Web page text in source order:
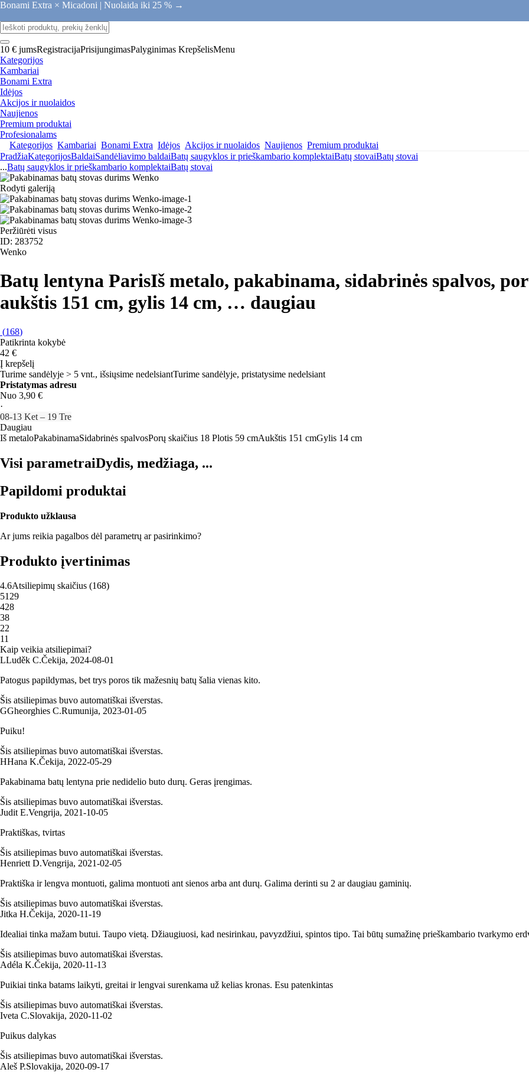
Bonami Extra × Micadoni | Nuolaida iki 25 % →
10 € jumsRegistracijaPrisijungimasPalyginimas KrepšelisMenu
Kategorijos
Kambariai
Bonami Extra
Idėjos
Akcijos ir nuolaidos
Naujienos
Premium produktai
Profesionalams
Kategorijos Kambariai Bonami Extra Idėjos Akcijos ir nuolaidos Naujienos Premium produktai
PradžiaKategorijosBaldaiSandėliavimo baldaiBatų saugyklos ir prieškambario komplektaiBatų stovaiBatų stovai
...Batų saugyklos ir prieškambario komplektaiBatų stovai
Rodyti galeriją
Peržiūrėti visus
ID: 283752
Wenko
Batų lentyna ParisIš metalo, pakabinama, sidabrinės spalvos,
aukštis 151 cm, gylis 14 cm, … daugiau
(168)
Patikrinta kokybė
42 €
Į krepšelį
Turime sandėlyje > 5 vnt., išsiųsime nedelsiantTurime sandėlyje, pristatysime nedelsiant
Pristatymas adresu
Nuo 3,90 €
·
08‑13 Ket – 19 Tre
Daugiau
Iš metaloPakabinamaSidabrinės spalvosPorų skaičius 18 Plotis 59 cmAukštis 151 cmGylis 14 cm
Visi parametraiDydis, medžiaga, ...
Papildomi produktai
Produkto užklausa
Ar jums reikia pagalbos dėl parametrų ar pasirinkimo?
Produkto įvertinimas
4.6Atsiliepimų skaičius (168)
5129
428
38
22
11
Kaip veikia atsiliepimai?
LLuděk C.Čekija, 2024‑08‑01
Patogus papildymas, bet trys poros tik mažesnių batų šalia vienas kito.
Šis atsiliepimas buvo automatiškai išverstas.
GGheorghies C.Rumunija, 2023‑01‑05
Puiku!
Šis atsiliepimas buvo automatiškai išverstas.
HHana K.Čekija, 2022‑05‑29
Pakabinama batų lentyna prie nedidelio buto durų. Geras įrengimas.
Šis atsiliepimas buvo automatiškai išverstas.
Judit E.Vengrija, 2021‑10‑05
Praktiškas, tvirtas
Šis atsiliepimas buvo automatiškai išverstas.
Henriett D.Vengrija, 2021‑02‑05
Praktiška ir lengva montuoti, galima montuoti ant sienos arba ant durų. Galima derinti su 2 ar daugiau gaminių.
Šis atsiliepimas buvo automatiškai išverstas.
Jitka H.Čekija, 2020‑11‑19
Idealiai tinka mažam butui. Taupo vietą. Džiaugiuosi, kad nesirinkau, pavyzdžiui, spintos tipo. Tai būtų sumažinę prieškambario tvarkymo
Šis atsiliepimas buvo automatiškai išverstas.
Adéla K.Čekija, 2020‑11‑13
Puikiai tinka batams laikyti, greitai ir lengvai surenkama už kelias kronas. Esu patenkintas
Šis atsiliepimas buvo automatiškai išverstas.
Iveta C.Slovakija, 2020‑11‑02
Puikus dalykas
Šis atsiliepimas buvo automatiškai išverstas.
Aleš P.Slovakija, 2020‑09‑17